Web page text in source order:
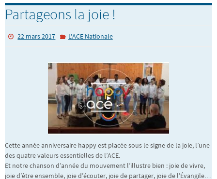
Partageons la joie !
22 mars 2017 L'ACE Nationale
Cette année anniversaire happy est placée sous le signe de la joie, l’une
des quatre valeurs essentielles de l’ACE.
Et notre chanson d’année du mouvement l’illustre bien : joie de vivre,
joie d’être ensemble, joie d’écouter, joie de partager, joie de l’Évangile…